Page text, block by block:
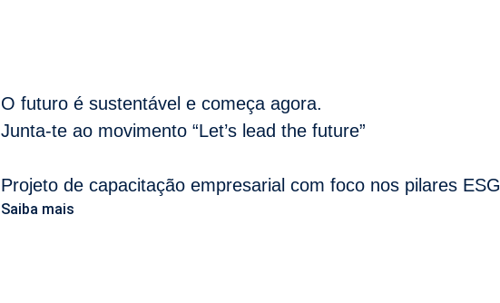
O futuro é sustentável e começa agora.
Junta-te ao movimento “Let’s lead the future”
Projeto de capacitação empresarial com foco nos pilares ESG
Saiba mais